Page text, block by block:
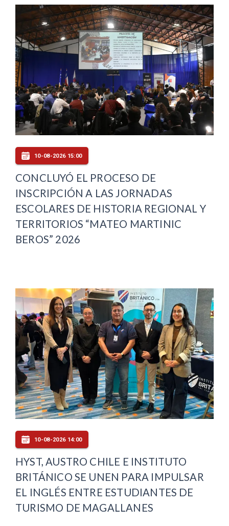
10-08-2026 15:00
CONCLUYÓ EL PROCESO DE
INSCRIPCIÓN A LAS JORNADAS
ESCOLARES DE HISTORIA REGIONAL Y
TERRITORIOS “MATEO MARTINIC
BEROS” 2026
10-08-2026 14:00
HYST, AUSTRO CHILE E INSTITUTO
BRITÁNICO SE UNEN PARA IMPULSAR
EL INGLÉS ENTRE ESTUDIANTES DE
TURISMO DE MAGALLANES